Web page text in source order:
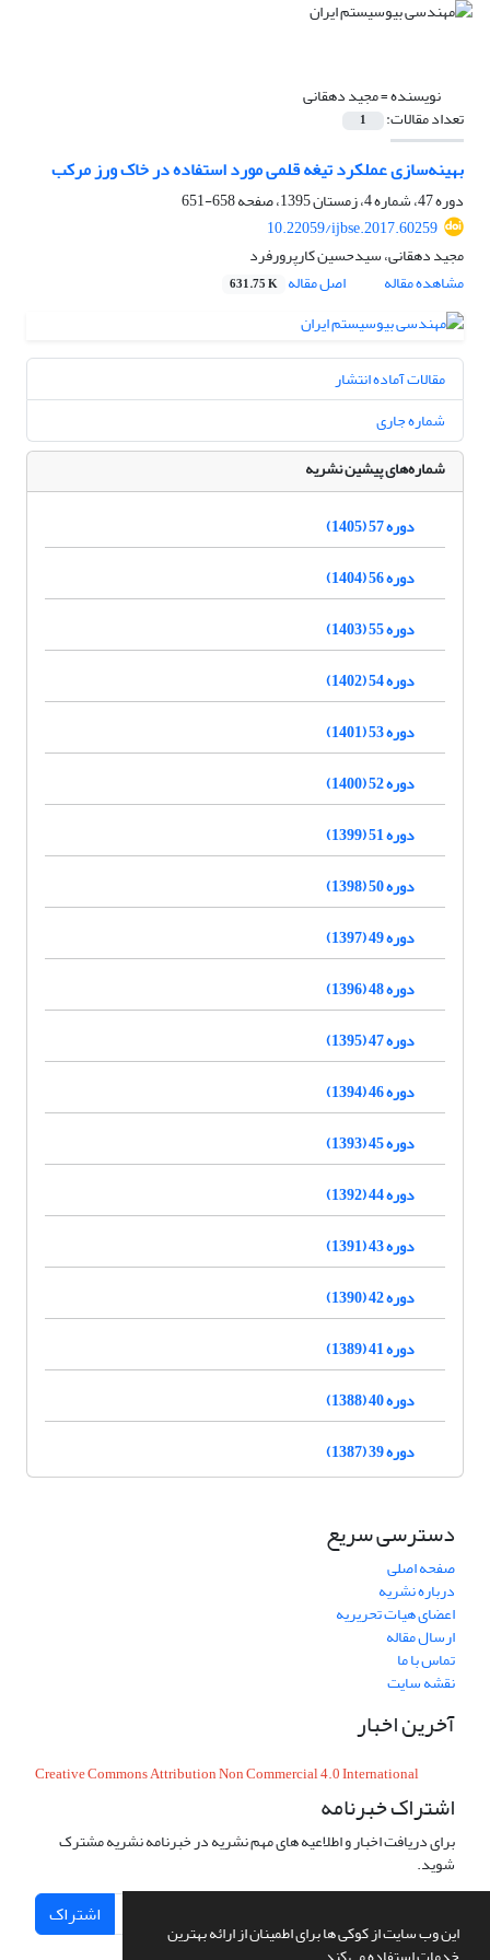
این وب سایت از کوکی ها برای اطمینان از ارائه بهترین
نویسنده =مجید دهقانی
تعداد مقالات: 1
بهینه‌سازی عملکرد تیغه قلمی مورد استفاده در خاک ورز مرکب
دوره 47، شماره 4، زمستان 1395، صفحه
658-651
10.22059/ijbse.2017.60259
مجید دهقانی، سیدحسین کارپرورفرد
مشاهده مقاله
اصل مقاله 631.75 K
مقالات آماده انتشار
شماره جاری
شماره‌های پیشین نشریه
دوره 57 (1405)
دوره 56 (1404)
دوره 55 (1403)
دوره 54 (1402)
دوره 53 (1401)
دوره 52 (1400)
دوره 51 (1399)
دوره 50 (1398)
دوره 49 (1397)
دوره 48 (1396)
دوره 47 (1395)
دوره 46 (1394)
دوره 45 (1393)
دوره 44 (1392)
دوره 43 (1391)
دوره 42 (1390)
دوره 41 (1389)
دوره 40 (1388)
دوره 39 (1387)
دسترسی سریع
صفحه اصلی
درباره نشریه
اعضای هیات تحریریه
ارسال مقاله
تماس با ما
نقشه سایت
آخرین اخبار
Creative Commons Attribution Non Commercial 4.0 International
اشتراک خبرنامه
برای دریافت اخبار و اطلاعیه های مهم نشریه در خبرنامه نشریه مشترک
شوید.
اشتراک